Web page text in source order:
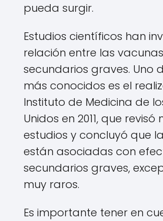
pueda surgir.
Estudios científicos han
relación entre las
secundarios graves. Uno
más conocidos es el
Instituto de Medicina de
Unidos en 2011, que revisó
estudios y concluyó que
están asociadas con
secundarios graves,
muy raros.
Es importante tener en